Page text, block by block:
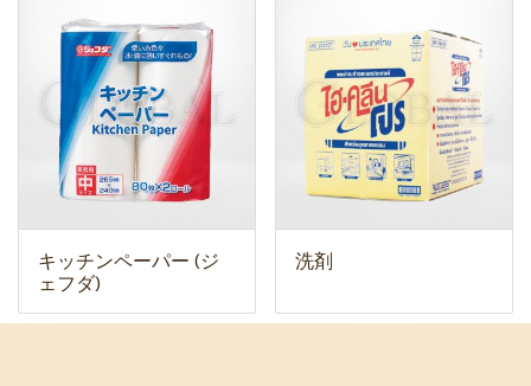
キッチンペーパー (ジ
ェフダ)
洗剤